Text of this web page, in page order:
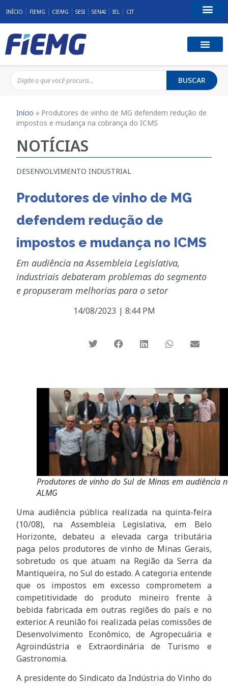
INÍCIO FIEMG CIEMG SESI SENAI IEL CIT
BUSCAR
Início » Produtores de vinho de MG defendem redução de
impostos e mudança na cobrança do ICMS
NOTÍCIAS
DESENVOLVIMENTO INDUSTRIAL
Produtores de vinho de MG
defendem redução de
impostos e mudança no ICMS
Em audiência na Assembleia Legislativa,
industriais debateram problemas do segmento
e propuseram melhorias para o setor
14/08/2023 | 8:44 PM
Produtores de vinho do Sul de Minas em audiência
ALMG
Uma audiência pública realizada na quinta-feira
(10/08), na Assembleia Legislativa, em Belo
Horizonte, debateu a elevada carga tributária
paga pelos produtores de vinho de Minas Gerais,
sobretudo os que atuam na Região da Serra da
Mantiqueira, no Sul do estado. A categoria entende
que os impostos em excesso comprometem a
competitividade do produto mineiro frente à
bebida fabricada em outras regiões do país e no
exterior. A reunião foi realizada pelas comissões de
Desenvolvimento Econômico, de Agropecuária e
Agroindústria e Extraordinária de Turismo e
Gastronomia.
A presidente do Sindicato da Indústria do Vinho do